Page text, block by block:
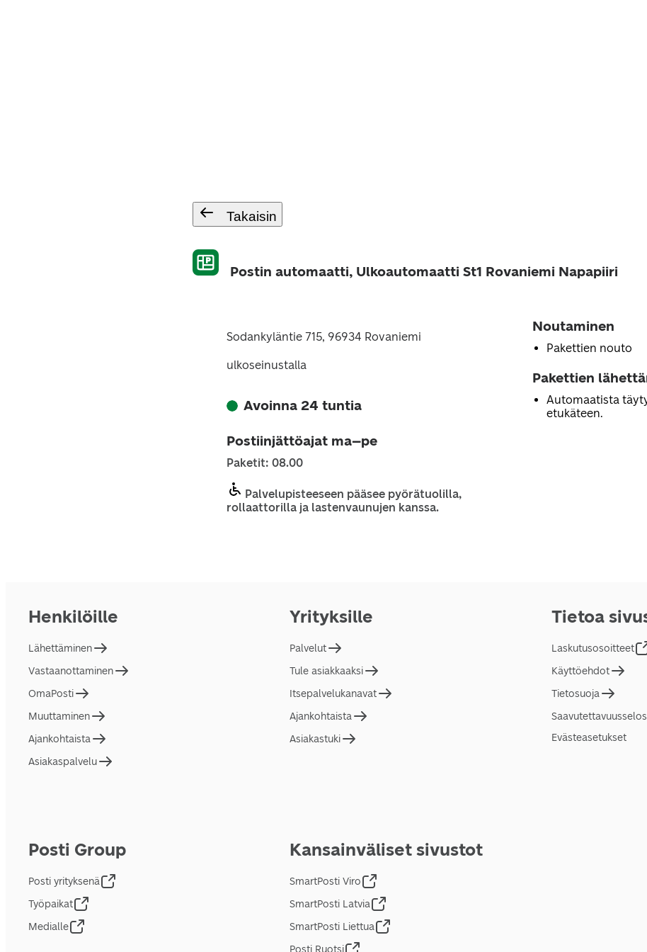
Takaisin
Postin automaatti, Ulkoautomaatti St1 Rovaniemi Napapiiri
Sodankyläntie 715, 96934 Rovaniemi
ulkoseinustalla
Avoinna 24 tuntia
Postiinjättöajat ma–pe
Paketit: 08.00
Palvelupisteeseen pääsee pyörätuolilla,
rollaattorilla ja lastenvaunujen kanssa.
Noutaminen
Pakettien nouto
Pakettien
Automaatista
etukäteen.
Henkilöille
Lähettäminen
Vastaanottaminen
OmaPosti
Muuttaminen
Ajankohtaista
Asiakaspalvelu
Yrityksille
Palvelut
Tule asiakkaaksi
Itsepalvelukanavat
Ajankohtaista
Asiakastuki
Tietoa
Laskutusosoitteet
Käyttöehdot
Tietosuoja
Evästeasetukset
Posti Group
Posti yrityksenä
Työpaikat
Medialle
Kansainväliset sivustot
SmartPosti Viro
SmartPosti Latvia
SmartPosti Liettua
Posti Ruotsi